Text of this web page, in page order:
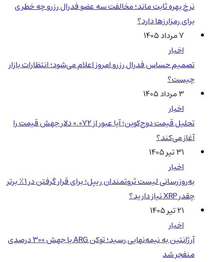
نرخ بهره ثابت ماند؛ مخالفت سه عضو فدرال رزرو چه خطری
برای رمزارزها دارد؟
۷ مرداد ۱۴۰۵
اخبار
تصمیم حساس فدرال رزرو امروز اعلام می‌شود؛ انتظارات بازار
چیست؟
۳ مرداد ۱۴۰۵
اخبار
تحلیل قیمت دوج‌کوین؛ آیا عبور از ۰.۰۷۲ دلار جهش قیمت را
آغاز می‌کند؟
۳۱ تیر ۱۴۰۵
اخبار
به‌روزرسانی لیست ثروتمندان ریپل؛ برای قرار گرفتن در ۱٪ برتر
چقدر XRP نیاز دارید؟
۲۱ تیر ۱۴۰۵
اخبار
آرژانتین به نیمه‌نهایی رسید؛ توکن ARG با جهش ۳۰۰ درصدی
منفجر شد